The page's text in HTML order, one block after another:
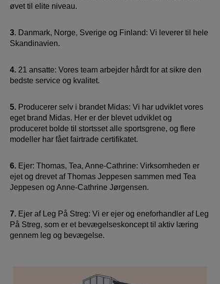
øvet til elite niveau.
3. Danmark, Norge, Sverige og Finland: Vi leverer til hele
Skandinavien.
4. 21 ansatte: Vores team arbejder hårdt for at sikre den
bedste service og kvalitet.
5. Producerer selv i brandet Midas: Vi har udviklet vores
eget brand Midas. Her er der blevet udviklet og
produceret bolde til stortsset alle sportsgrene, og flere
modeller har fået fairtrade certifikatet.
6. Ejer: Thomas, Tea, Anne-Cathrine: Virksomheden er
ejet og drevet af Thomas Jeppesen sammen med Tea
Jeppesen og Anne-Cathrine Jørgensen.
7. Ejer af Leg På Streg: Vi er ejer og eneforhandler af Leg
På Streg, som er et bevægelseskoncept til aktiv læring
gennem leg og bevægelse.